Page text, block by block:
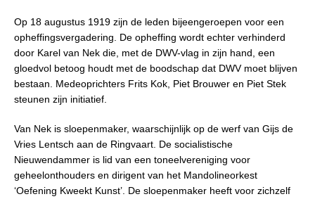
Op 18 augustus 1919 zijn de leden bijeengeroepen voor een
opheffingsvergadering. De opheffing wordt echter verhinderd
door Karel van Nek die, met de DWV-vlag in zijn hand, een
gloedvol betoog houdt met de boodschap dat DWV moet blijven
bestaan. Medeoprichters Frits Kok, Piet Brouwer en Piet Stek
steunen zijn initiatief.
Van Nek is sloepenmaker, waarschijnlijk op de werf van Gijs de
Vries Lentsch aan de Ringvaart. De socialistische
Nieuwendammer is lid van een toneelvereniging voor
geheelonthouders en dirigent van het Mandolineorkest
‘Oefening Kweekt Kunst’. De sloepenmaker heeft voor zichzelf